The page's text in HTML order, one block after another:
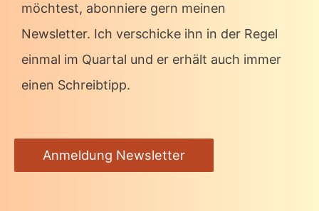
möchtest, abonniere gern meinen
Newsletter. Ich verschicke ihn in der Regel
einmal im Quartal und er erhält auch immer
einen Schreibtipp.
Anmeldung Newsletter